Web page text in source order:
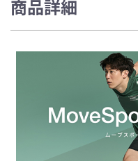
商品詳細